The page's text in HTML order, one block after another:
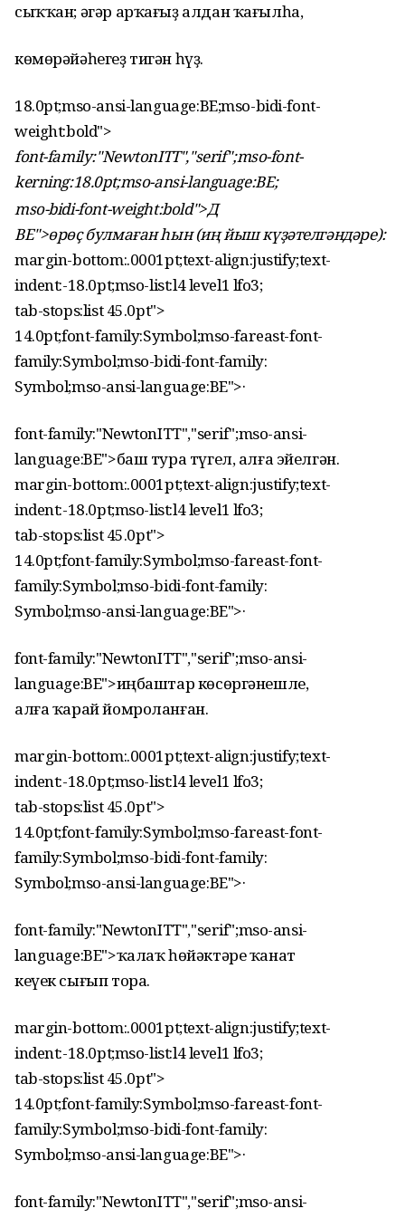
сыҡҡан; әгәр арҡағыҙ алдан ҡағылһа,
көмөрәйәһегеҙ тигән һүҙ.
18.0pt;mso-ansi-language:BE;mso-bidi-font-
weight:bold">
font-family:"NewtonITT","serif";mso-font-
kerning:18.0pt;mso-ansi-language:BE;
mso-bidi-font-weight:bold">Д
BE">өрөҫ булмаған һын (иң йыш күҙәтелгәндәре):
margin-bottom:.0001pt;text-align:justify;text-
indent:-18.0pt;mso-list:l4 level1 lfo3;
tab-stops:list 45.0pt">
14.0pt;font-family:Symbol;mso-fareast-font-
family:Symbol;mso-bidi-font-family:
Symbol;mso-ansi-language:BE">·
font-family:"NewtonITT","serif";mso-ansi-
language:BE">баш тура түгел, алға эйелгән.
margin-bottom:.0001pt;text-align:justify;text-
indent:-18.0pt;mso-list:l4 level1 lfo3;
tab-stops:list 45.0pt">
14.0pt;font-family:Symbol;mso-fareast-font-
family:Symbol;mso-bidi-font-family:
Symbol;mso-ansi-language:BE">·
font-family:"NewtonITT","serif";mso-ansi-
language:BE">иңбаштар көсөргәнешле,
алға ҡарай йомроланған.
margin-bottom:.0001pt;text-align:justify;text-
indent:-18.0pt;mso-list:l4 level1 lfo3;
tab-stops:list 45.0pt">
14.0pt;font-family:Symbol;mso-fareast-font-
family:Symbol;mso-bidi-font-family:
Symbol;mso-ansi-language:BE">·
font-family:"NewtonITT","serif";mso-ansi-
language:BE">ҡалаҡ һөйәктәре ҡанат
кеүек сығып тора.
margin-bottom:.0001pt;text-align:justify;text-
indent:-18.0pt;mso-list:l4 level1 lfo3;
tab-stops:list 45.0pt">
14.0pt;font-family:Symbol;mso-fareast-font-
family:Symbol;mso-bidi-font-family:
Symbol;mso-ansi-language:BE">·
font-family:"NewtonITT","serif";mso-ansi-